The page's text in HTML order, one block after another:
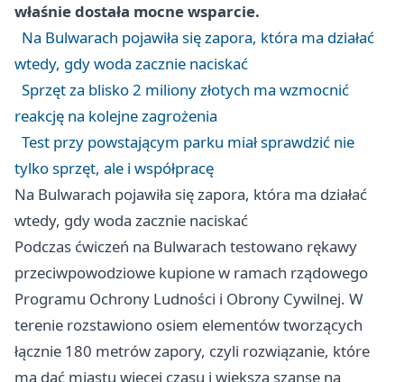
właśnie dostała mocne wsparcie.
Na Bulwarach pojawiła się zapora, która ma działać
wtedy, gdy woda zacznie naciskać
Sprzęt za blisko 2 miliony złotych ma wzmocnić
reakcję na kolejne zagrożenia
Test przy powstającym parku miał sprawdzić nie
tylko sprzęt, ale i współpracę
Na Bulwarach pojawiła się zapora, która ma działać
wtedy, gdy woda zacznie naciskać
Podczas ćwiczeń na Bulwarach testowano rękawy
przeciwpowodziowe kupione w ramach rządowego
Programu Ochrony Ludności i Obrony Cywilnej. W
terenie rozstawiono osiem elementów tworzących
łącznie 180 metrów zapory, czyli rozwiązanie, które
ma dać miastu więcej czasu i większą szansę na